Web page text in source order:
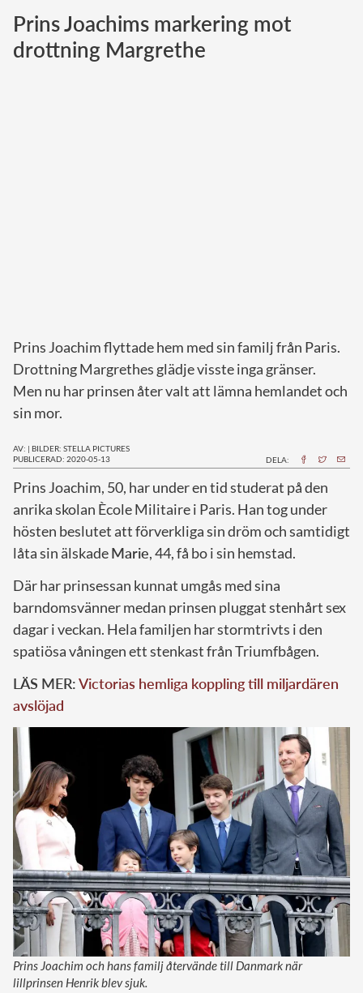
Norska kungahuset
Danska kungahuset
Prins Joachims markering mot
drottning Margrethe
Prins Joachim flyttade hem med sin familj från Paris.
Drottning Margrethes glädje visste inga gränser.
Men nu har prinsen åter valt att lämna hemlandet och
sin mor.
AV: | BILDER: STELLA PICTURES
PUBLICERAD: 2020-05-13
DELA:
Prins Joachim, 50, har under en tid studerat på den
anrika skolan Ècole Militaire i Paris. Han tog under
hösten beslutet att förverkliga sin dröm och samtidigt
låta sin älskadeMarie, 44, få bo i sin hemstad.
Där har prinsessan kunnat umgås med sina
barndomsvänner medan prinsen pluggat stenhårt sex
dagar i veckan. Hela familjen har stormtrivts i den
spatiösa våningen ett stenkast från Triumfbågen.
LÄS MER:Victorias hemliga koppling till miljardären
avslöjad
Prins Joachim och hans familj återvände till Danmark när
lillprinsen Henrik blev sjuk.